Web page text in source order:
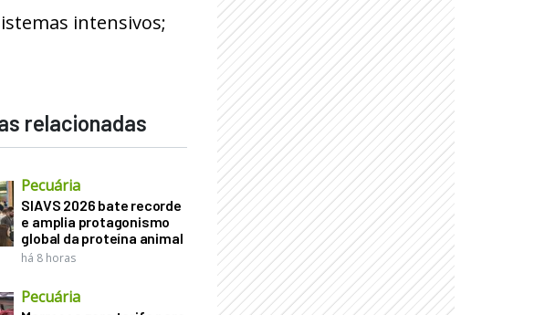
intensivos;
relacionadas
Pecuária
SIAVS 2026 bate recorde
e amplia protagonismo
global da proteína animal
há 8 horas
Pecuária